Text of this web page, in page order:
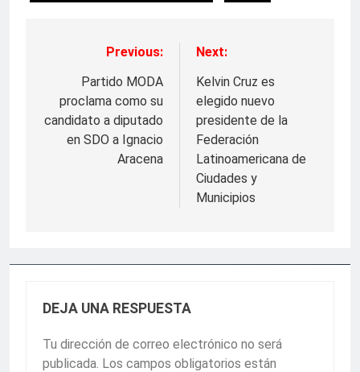
Navegación
entradas
Previous:
Partido MODA
proclama como su
candidato a diputado
en SDO a Ignacio
Aracena
Next:
Kelvin Cruz es
elegido nuevo
presidente de la
Federación
Latinoamericana de
Ciudades y
Municipios
DEJA UNA RESPUESTA
Tu dirección de correo electrónico no será
publicada. Los campos obligatorios están